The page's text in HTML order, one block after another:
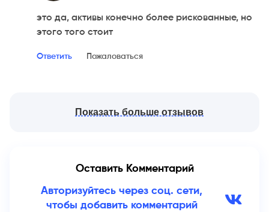
это да, активы конечно более рискованные, но
этого того стоит
Ответить Пожаловаться
Показать больше отзывов
Оставить Комментарий
Авторизуйтесь через соц. сети,
чтобы добавить комментарий